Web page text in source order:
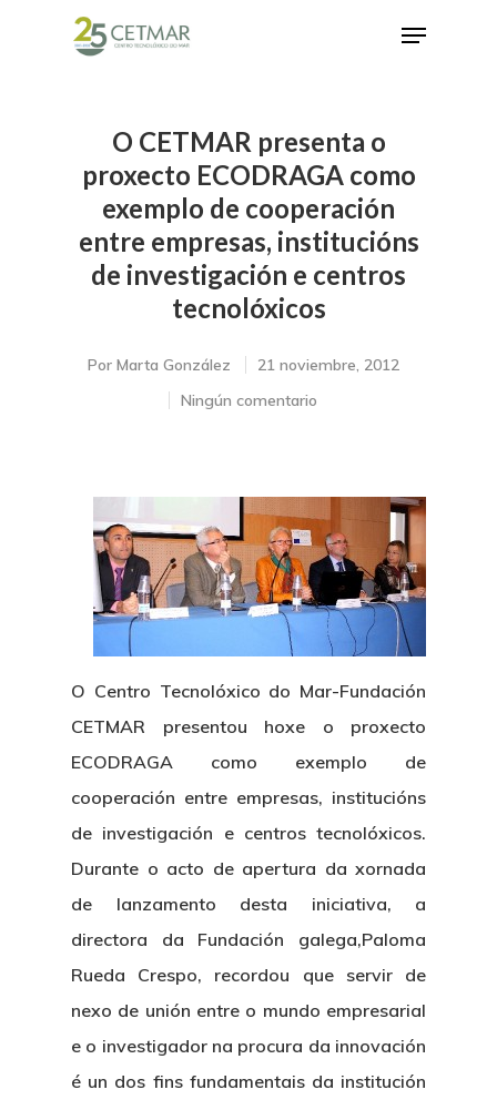
Hit enter to search or ESC to close
O CETMAR presenta o
proxecto ECODRAGA como
exemplo de cooperación
entre empresas, institucións
de investigación e centros
tecnolóxicos
Por Marta González
21 noviembre, 2012
Ningún comentario
O Centro Tecnolóxico do Mar-Fundación
CETMAR presentou hoxe o proxecto
ECODRAGA como exemplo de
cooperación entre empresas, institucións
de investigación e centros tecnolóxicos.
Durante o acto de apertura da xornada
de lanzamento desta iniciativa, a
directora da Fundación galega,Paloma
Rueda Crespo, recordou que servir de
nexo de unión entre o mundo empresarial
e o investigador na procura da innovación
é un dos fins fundamentais da institución